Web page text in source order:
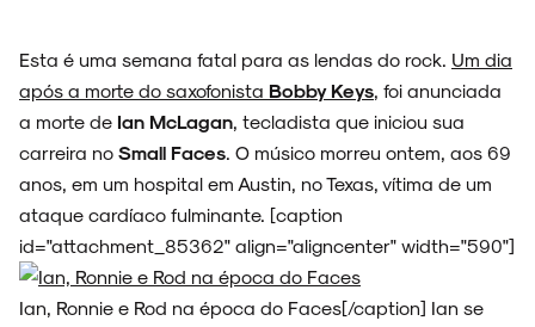
ARQUIVO
Esta é uma semana fatal para as lendas do rock. Um dia
após a morte do saxofonista Bobby Keys, foi anunciada
a morte de Ian McLagan, tecladista que iniciou sua
carreira no Small Faces. O músico morreu ontem, aos 69
anos, em um hospital em Austin, no Texas, vítima de um
ataque cardíaco fulminante. [caption
id="attachment_85362" align="aligncenter" width="590"]
Ian, Ronnie e Rod na época do Faces[/caption] Ian se